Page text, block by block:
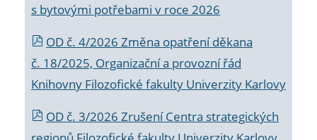
s bytovými potřebami v roce 2026
OD č. 4/2026 Změna opatření děkana
č. 18/2025, Organizační a provozní řád
Knihovny Filozofické fakulty Univerzity Karlovy
OD č. 3/2026 Zrušení Centra strategických